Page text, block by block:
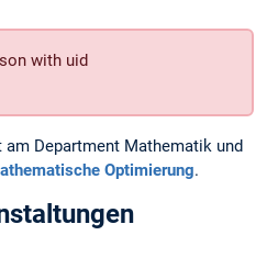
with uid
am Department Mathematik und
Optimierung.